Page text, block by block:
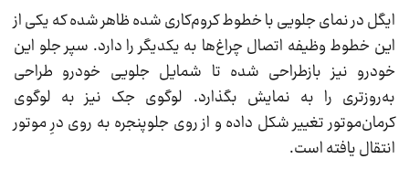
ایگل در نمای جلویی با خطوط کروم‌کاری شده ظاهر شده که یکی از
این خطوط وظیفه اتصال چراغ‌ها به یکدیگر را دارد. سپر جلو این
خودرو نیز بازطراحی شده تا شمایل جلویی خودرو طراحی
به‌روزتری را به نمایش بگذارد. لوگوی جک نیز به لوگوی
کرمان‌موتور تغییر شکل داده و از روی جلوپنجره به روی درِ موتور
انتقال یافته است.